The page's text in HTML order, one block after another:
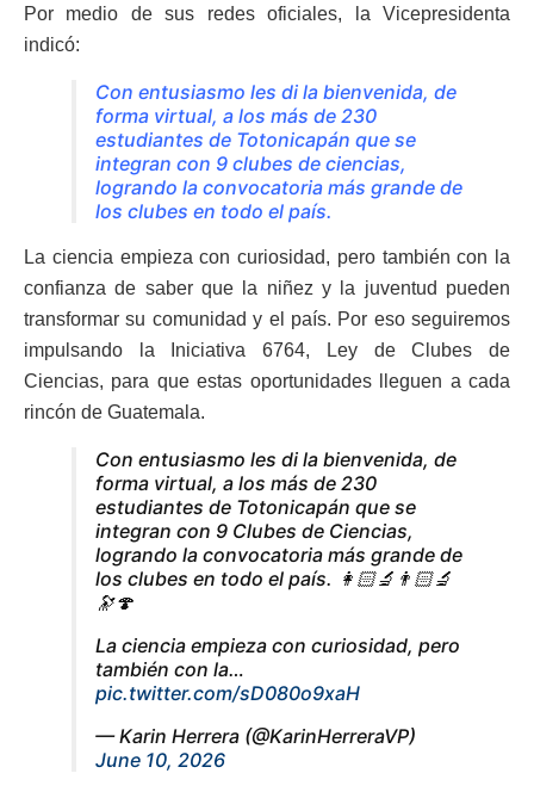
Por medio de sus redes oficiales, la Vicepresidenta
indicó:
Con entusiasmo les di la bienvenida, de
forma virtual, a los más de 230
estudiantes de Totonicapán que se
integran con 9 clubes de ciencias,
logrando la convocatoria más grande de
los clubes en todo el país.
La ciencia empieza con curiosidad, pero también con la
confianza de saber que la niñez y la juventud pueden
transformar su comunidad y el país. Por eso seguiremos
impulsando la Iniciativa 6764, Ley de Clubes de
Ciencias, para que estas oportunidades lleguen a cada
rincón de Guatemala.
Con entusiasmo les di la bienvenida, de
forma virtual, a los más de 230
estudiantes de Totonicapán que se
integran con 9 Clubes de Ciencias,
logrando la convocatoria más grande de
los clubes en todo el país. 👩🏻‍🔬👨🏻‍🔬
🔭🍄
La ciencia empieza con curiosidad, pero
también con la…
pic.twitter.com/sD080o9xaH
— Karin Herrera (@KarinHerreraVP)
June 10, 2026